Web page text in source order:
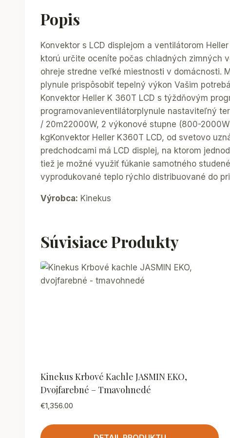
Popis
Konvektor s LCD displejom a ventilátorom
ktorú určite oceníte počas chladných zimných
ohreje stredne veľké miestnosti v domácnosti.
plynule prispôsobiť tepelný výkon Vašim
Konvektor Heller K 360T LCD s týždňovým
programovanieventilátorplynule nastaviteľný
/ 20m22000W, 2 výkonové stupne (800-
kgKonvektor Heller K360T LCD, od svetovo
predchodcami má LCD displej, na ktorom
tiež je možné využiť fúkanie samotného
vyprodukované teplo rýchlo distribuované do
Výrobca: Kinekus
Súvisiace Produkty
Kinekus Krbové Kachle JASMIN EKO,
Dvojfarebné – Tmavohnedé
€1,356.00